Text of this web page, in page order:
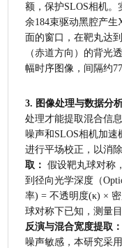
额，保护SLOS相机
余184束驱动黑腔产生
面的窗口，在靶丸达
（赤道方向）的背光
幅时序图像，间隔约77
3. 图像处理与数据分
处理才能提取混合信
噪声和SLOS相机加
进行平场校正，以消
取： 假设靶丸球对称
到径向光学深度（
率) = 不透明度(κ) ×
球对称下已知，测量
反演与混合宽度提取：
噪声敏感，本研究采